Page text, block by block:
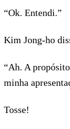
“Ok. Entendi.”
Kim Jong-ho
“Ah. A
minha
Tosse!